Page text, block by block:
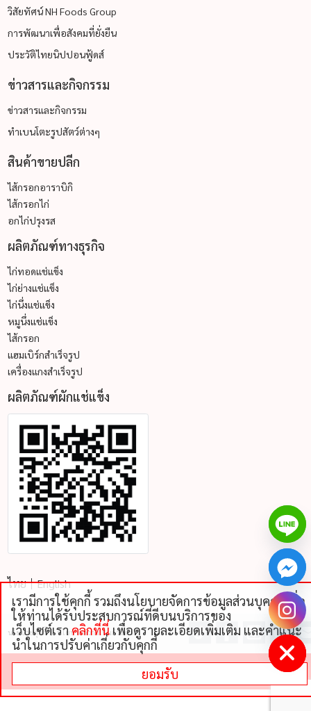
วิสัยทัศน์ NH Foods Group
การพัฒนาเพื่อสังคมที่ยั่งยืน
ประวัติไทยนิปปอนฟู้ดส์
ข่าวสารและกิจกรรม
ข่าวสารและกิจกรรม
ทำเบนโตะรูปสัตว์ต่างๆ
สินค้าขายปลีก
ไส้กรอกอาราบิกิ
ไส้กรอกไก่
อกไก่ปรุงรส
ผลิตภัณฑ์ทางธุรกิจ
ไก่ทอดแช่แข็ง
ไก่ย่างแช่แข็ง
ไก่นึ่งแช่แข็ง
หมูนึ่งแช่แข็ง
ไส้กรอก
แฮมเบิร์กสำเร็จรูป
เครื่องแกงสำเร็จรูป
ผลิตภัณฑ์ผักแช่แข็ง
ไทย English
นโยบายคุ้กกี้ นโยบายความเป็นส่วนตัว
2026 THAI NIPPON FOODS CO., LTD
เรามีการใช้คุกกี้ รวมถึงนโยบายจัดการข้อมูลส่วนบุคคลเพื่อ
ให้ท่านได้รับประสบการณ์ที่ดีบนบริการของ
เว็บไซต์เราคลิกที่นี่เพื่อดูรายละเอียดเพิ่มเติม และคําแนะ
นําในการปรับค่าเกี่ยวกับคุกกี้
ยอมรับ
Hide
chaty